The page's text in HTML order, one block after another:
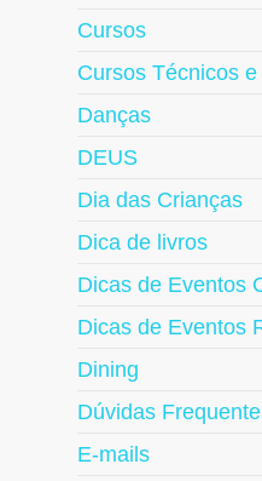
Cursos
Cursos Técnicos
Danças
DEUS
Dia das Crianças
Dica de livros
Dicas de Eventos
Dicas de Eventos
Dining
Dúvidas
E-mails